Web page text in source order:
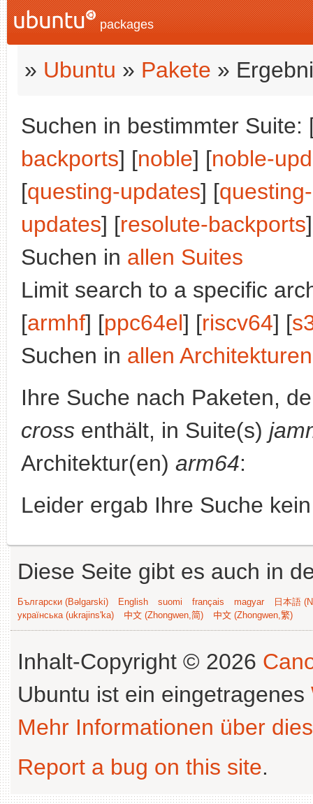
packages
» Ubuntu » Pakete »
Suchen in bestimmter Suite:
backports] [noble] [noble-
[questing-updates] [
updates] [resolute-backports
Suchen in allen Suites
Limit search to a specific
[armhf] [ppc64el] [riscv64] [
Suchen in allen Architekturen
Ihre Suche nach Paketen,
cross enthält, in Suite(s)
Architektur(en) arm64:
Leider ergab Ihre Suche
Diese Seite gibt es auch in
Български (Bəlgarski) English suomi français magyar
日本語
українська (ukrajins'ka)
中文 (Zhongwen,简) 中文 (Zhongwen,繁)
Inhalt-Copyright © 2026
Ubuntu ist ein eingetragenes
Mehr Informationen über
Report a bug on this site.